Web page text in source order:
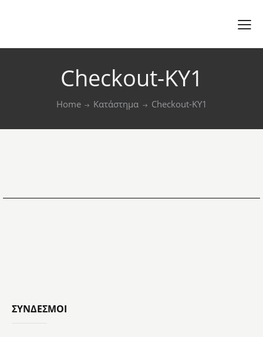
Checkout-KY1
Home Κατάστημα Checkout-KY1
ΣΎΝΔΕΣΜΟΙ